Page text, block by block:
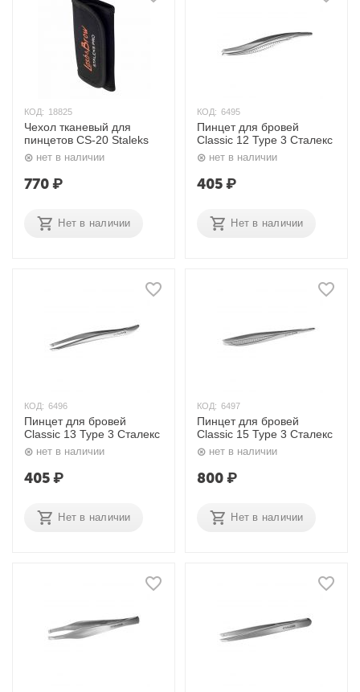
КОД: 18825
Чехол тканевый для
пинцетов CS-20 Staleks
нет в наличии
770₽
Нет в наличии
КОД: 6495
Пинцет для бровей
Classic 12 Type 3 Сталекс
нет в наличии
405₽
Нет в наличии
КОД: 6496
Пинцет для бровей
Classic 13 Type 3 Сталекс
нет в наличии
405₽
Нет в наличии
КОД: 6497
Пинцет для бровей
Classic 15 Type 3 Сталекс
нет в наличии
800₽
Нет в наличии